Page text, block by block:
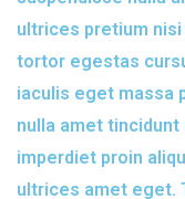
ultrices pretium
tortor egestas
iaculis eget massa
nulla amet
imperdiet proin
ultrices amet eget.